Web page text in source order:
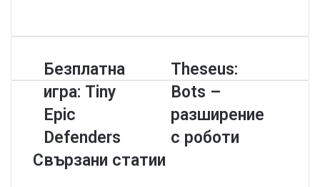
ie
o
u
b
Б
е
з
п
а
т
Безплатна
игра: Tiny
Epic
Defenders
T
h
e
s
e
u
Theseus:
Bots –
разширение
с роботи
Свързани статии